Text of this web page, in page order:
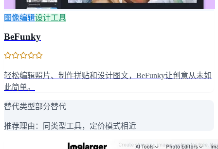
图像编辑设计工具
BeFunky
轻松编辑照片、制作拼贴和设计图文，BeFunky让创意从未如
此简单。
替代类型部分替代
推荐理由： 同类型工具，定价模式相近